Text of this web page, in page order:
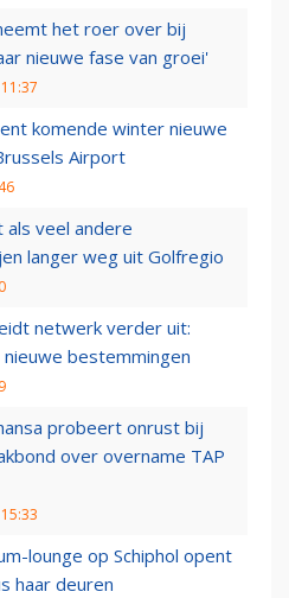
het roer over bij
nieuwe fase van groei'
komende winter nieuwe
Airport
als veel andere
langer weg uit Golfregio
netwerk verder uit:
bestemmingen
probeert onrust bij
over overname TAP
lounge op Schiphol opent
haar deuren